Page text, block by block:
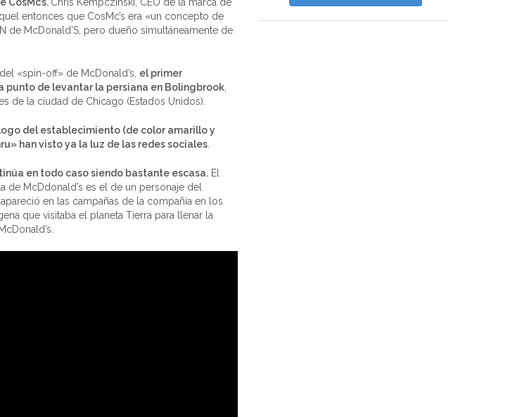
entonces que CosMc’s era «un concepto de
de McDonald’S, pero dueño simultáneamente de
«spin-off» de McDonald’s, el primer
punto de levantar la persiana en Bolingbrook
de la ciudad de Chicago (Estados Unidos).
del establecimiento (de color amarillo y
han visto ya la luz de las redes sociales
en todo caso siendo bastante escasa. El
McDdonald’s es el de un personaje del
en las campañas de la compañía en los
que visitaba el planeta Tierra para llenar la